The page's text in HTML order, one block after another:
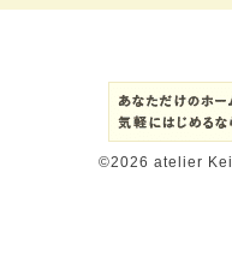
©2026 atelier